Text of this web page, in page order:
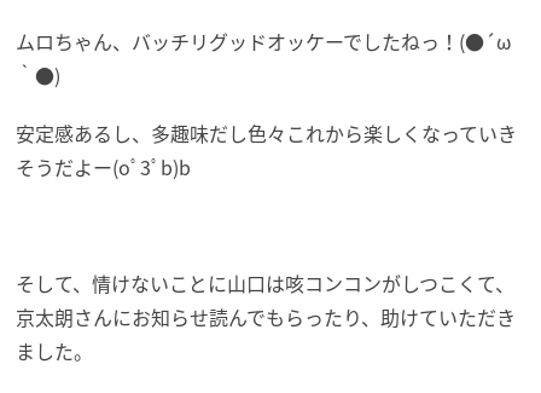
ムロちゃん、バッチリグッドオッケーでしたねっ！(●´ω
｀●)
安定感あるし、多趣味だし色々これから楽しくなっていき
そうだよー(oﾟ3ﾟb)b
そして、情けないことに山口は咳コンコンがしつこくて、
京太朗さんにお知らせ読んでもらったり、助けていただき
ました。